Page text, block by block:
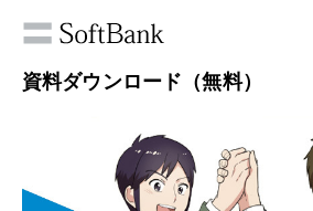
資料ダウンロード（無料）